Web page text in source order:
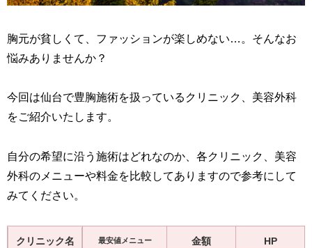
胸元が貧しくて、ファッションが楽しめない…。そんなお
悩みありませんか？
今回は仙台で豊胸施術を扱っているクリニック、美容外科
をご紹介いたします。
自分の希望に沿う施術はどれなのか、各クリニック、美容
外科のメニューや料金を比較してありますので参考にして
みてください。
クリニック名 最安値メニュー 金額 HP